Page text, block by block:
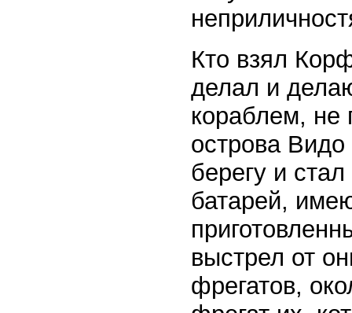
Кто взял
делал и
кораблем, не
острова
берегу и
батарей,
выстрел от
фрегатов,